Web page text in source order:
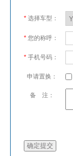
* 选择车型：
* 您的称呼：
* 手机号码：
申请置换：
备 注：